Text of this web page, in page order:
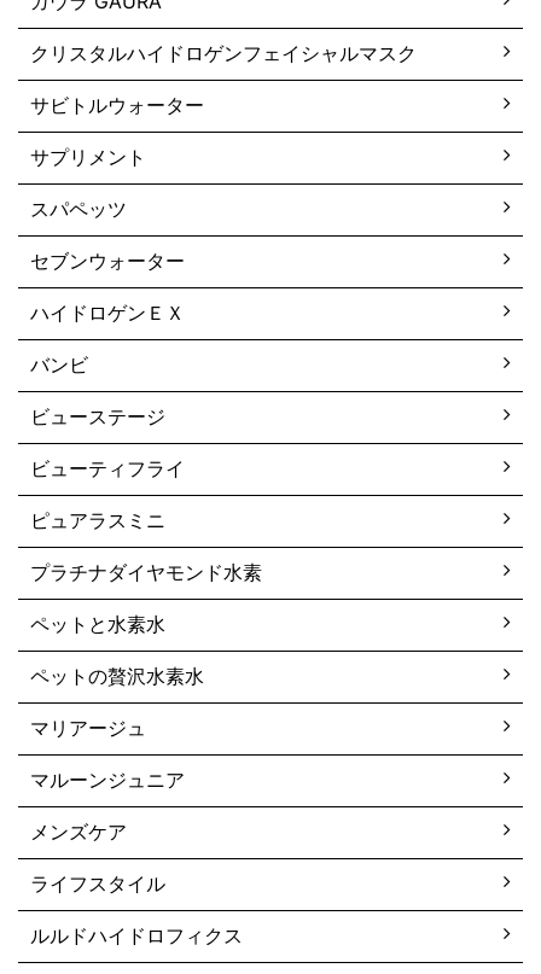
クリスタルハイドロゲンフェイシャルマスク
サビトルウォーター
サプリメント
スパペッツ
セブンウォーター
ハイドロゲンＥＸ
バンビ
ビューステージ
ビューティフライ
ピュアラスミニ
プラチナダイヤモンド水素
ペットと水素水
ペットの贅沢水素水
マリアージュ
マルーンジュニア
メンズケア
ライフスタイル
ルルドハイドロフィクス